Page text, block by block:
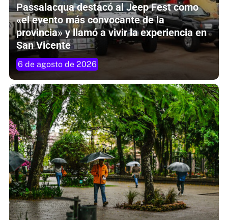
Passalacqua destacó al Jeep Fest como
«el evento más convocante de la
provincia» y llamó a vivir la experiencia en
San Vicente
6 de agosto de 2026